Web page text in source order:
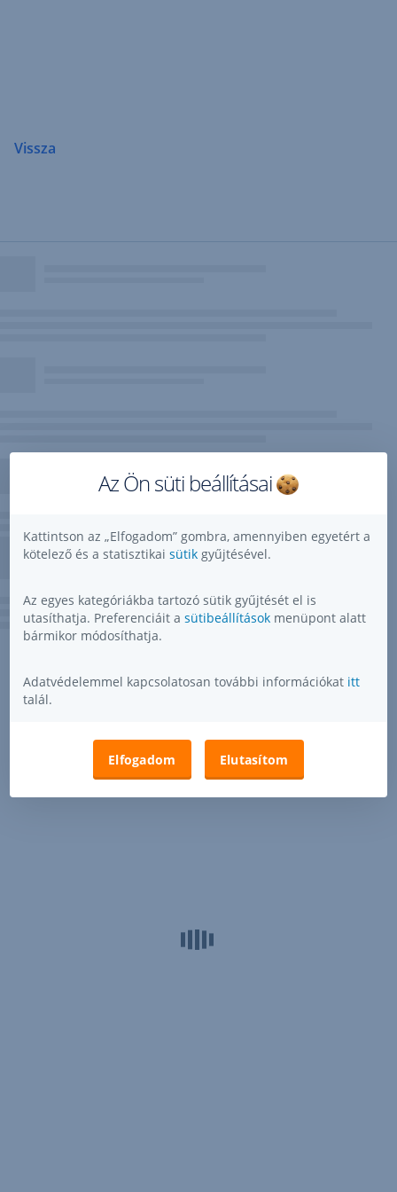
Vissza
Az Ön süti beállításai
Kattintson az „Elfogadom” gombra, amennyiben egyetért a
kötelező és a statisztikai sütik gyűjtésével.
Az egyes kategóriákba tartozó sütik gyűjtését el is
utasíthatja. Preferenciáit a sütibeállítások menüpont alatt
bármikor módosíthatja.
Adatvédelemmel kapcsolatosan további információkat itt
talál.
Elfogadom Elutasítom